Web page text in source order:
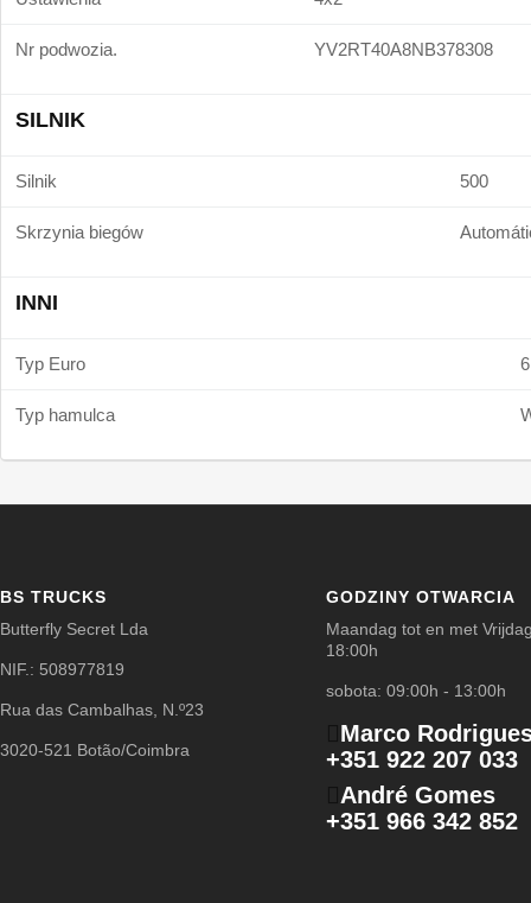
Nr podwozia. YV2RT40A8NB378308
SILNIK
Silnik 500
Skrzynia biegów
INNI
Typ Euro 6
Typ hamulca
BS TRUCKS
Butterfly Secret Lda
NIF.: 508977819
Rua das Cambalhas, N.º23
3020-521 Botão/Coimbra
GODZINY OTWARCIA
Maandag tot en met
18:00h
sobota: 09:00h - 13:00h
Marco
+351 922 207 033
André Gomes
+351 966 342 852